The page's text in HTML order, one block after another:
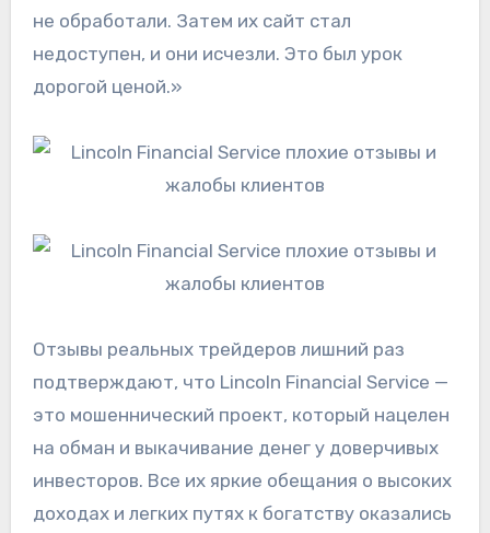
не обработали. Затем их сайт стал
недоступен, и они исчезли. Это был урок
дорогой ценой.»
Отзывы реальных трейдеров лишний раз
подтверждают, что Lincoln Financial Service —
это мошеннический проект, который нацелен
на обман и выкачивание денег у доверчивых
инвесторов. Все их яркие обещания о высоких
доходах и легких путях к богатству оказались